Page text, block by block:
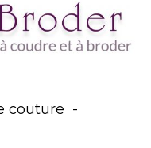
couture